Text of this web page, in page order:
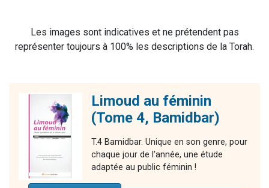
Les images sont indicatives et ne prétendent pas
représenter toujours à 100% les descriptions de la Torah.
Limoud au féminin
(Tome 4, Bamidbar)
T.4 Bamidbar. Unique en son genre, pour
chaque jour de l'année, une étude
adaptée au public féminin !